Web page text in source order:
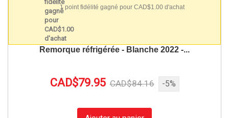
1 point fidélité gagné pour CAD$1.00 d'achat
Remorque réfrigérée - Blanche 2022 -...
CAD$79.95 CAD$84.16 -5%